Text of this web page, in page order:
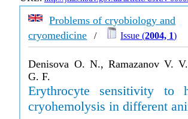
Problems of cryobiology and
cryomedicine / Issue (2004, 1)
Denisova O. N., Ramazanov V.
G. F.
Erythrocyte sensitivity to
cryohemolysis in different